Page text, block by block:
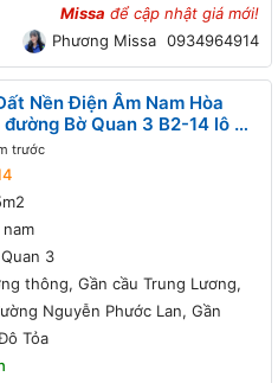
Missa để cập nhật giá mới!
Phương Missa 0934964914
Nền Điện Âm Nam Hòa
Bờ Quan 3 B2-14 lô 3x
thông, Gần cầu Trung
Gần đường Nguyễn Phước
sông Đô Tỏa
trước
nam
3
thông, Gần cầu Trung Lương,
Nguyễn Phước Lan, Gần
Tỏa